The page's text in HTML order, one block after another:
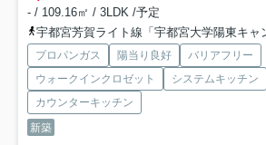
- / 109.16㎡ / 3LDK /予定
宇都宮芳賀ライト線「宇都宮大学陽東キャ
プロパンガス 陽当り良好
バリアフリー
ウォークインクロゼット
システムキッチン
カウンターキッチン
新築